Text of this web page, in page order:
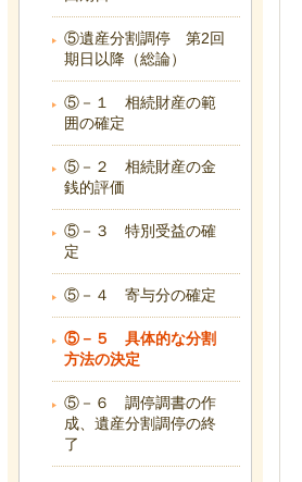
⑤遺産分割調停 第2回
期日以降（総論）
⑤－１ 相続財産の範
囲の確定
⑤－２ 相続財産の金
銭的評価
⑤－３ 特別受益の確
定
⑤－４ 寄与分の確定
⑤－５ 具体的な分割
方法の決定
⑤－６ 調停調書の作
成、遺産分割調停の終
了